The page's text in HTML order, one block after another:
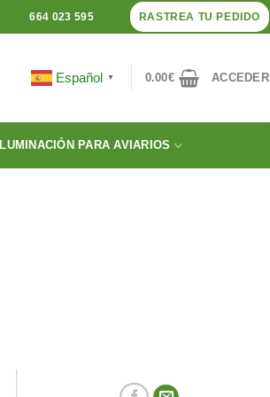
664 023 595 RASTREA TU PEDIDO
Español ▼ 0.00€ ACCEDER
ILUMINACIÓN PARA AVIARIOS